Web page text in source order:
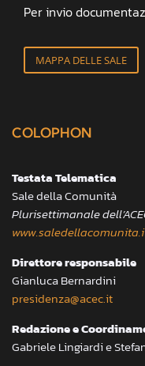
Per invio
MAPPA DELLE SALE
COLOPHON
Testata Telematica
Sale della Comunità
Plurisettimanale
Direttore responsabile
Gianluca Bernardini
presidenza@acec.it
Redazione e
Gabriele Lingiardi e